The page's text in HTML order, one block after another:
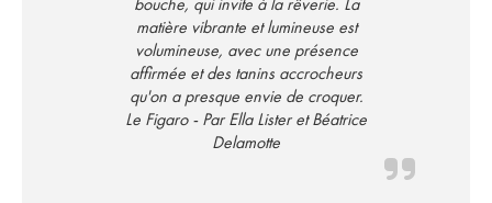
matière vibrante et lumineuse est
volumineuse, avec une présence
affirmée et des tanins accrocheurs
qu'on a presque envie de croquer.
Le Figaro - Par Ella Lister et Béatrice
Delamotte